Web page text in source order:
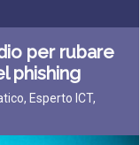
per rubare
phishing
Esperto ICT,